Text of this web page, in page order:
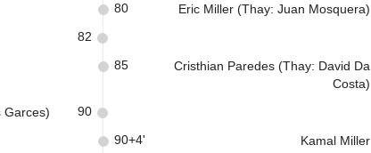
Eric Miller (Thay: Juan Mosquera)
80
82
Cristhian Paredes (Thay: David Da
Costa)
85
Garces) 90
Kamal Miller
90+4'